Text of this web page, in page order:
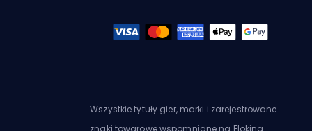
Wszystkie tytuły gier, marki i zarejestrowane
znaki towarowe wspomniane na Eloking